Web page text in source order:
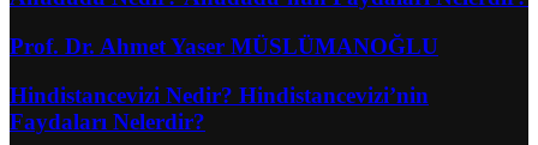
Prof. Dr. Ahmet Yaser MÜSLÜMANOĞLU
Hindistancevizi Nedir? Hindistancevizi’nin
Faydaları Nelerdir?